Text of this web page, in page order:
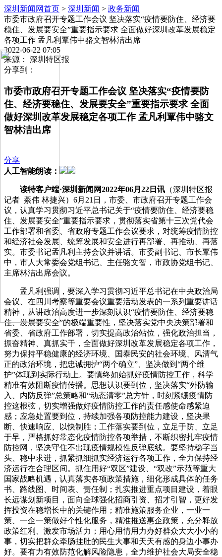
深圳新闻网首页 > 深圳新闻 > 政务新闻
市委市政府召开专题工作会议 坚决落实“疫情要防住、经济要
稳住、发展要安全”重要指示要求 全面做好深圳改革发展稳定
各项工作 孟凡利覃伟中骆文智林洁出席
2022-06-22 07:05
来源： 深圳特区报
分享到：
市委市政府召开专题工作会议 坚决落实“疫情要防
住、经济要稳住、发展要安全”重要指示要求 全面
做好深圳改革发展稳定各项工作 孟凡利覃伟中骆文
智林洁出席
分享
人工智能朗读：
读特客户端·深圳新闻网2022年06月22日讯 （深圳特区报
记者 綦伟 林捷兴）6月21日，市委、市政府召开专题工作会
议，认真学习贯彻习近平总书记关于“疫情要防住、经济要稳
住、发展要安全”重要指示要求，贯彻落实省第十三次党代会
工作部署和省委、省政府专题工作会议要求，对统筹疫情防控
和经济社会发展、统筹发展和安全进行再部署、再推动、再落
实。市委书记孟凡利主持会议并讲话。市委副书记、市长覃伟
中，市人大常委会党组书记、主任骆文智，市政协党组书记、
主席林洁出席会议。
孟凡利强调，要深入学习贯彻习近平总书记在中央政治局
会议、在四川考察等重要会议重要活动发表的一系列重要讲话
精神，从讲政治高度进一步深刻认识“疫情要防住、经济要稳
住、发展要安全”的极端重要性，坚决落实党中央决策部署和
省委、省政府工作部署，切实提高政治站位，强化政治担当，
振奋精神、真抓实干，全面做好深圳改革发展稳定各项工作，
努力保持平稳健康的经济环境、国泰民安的社会环境、风清气
正的政治环境，把忠诚拥护“两个确立”、坚决做到“两个维
护”体现到实际行动上。要慎终如始抓好疫情防控工作，科学
精准有效阻断疫情传播。思想认识要到位，坚决落实“外防输
入、内防反弹”总策略和“动态清零”总方针，时刻紧绷疫情防
控这根弦，切实增强做好疫情防控工作的责任感使命感紧迫
感；应急处置要到位，持续加强各项防控能力建设，坚决果
断、快速响应、以快制胜；工作落实要到位，立足于防、立足
于早，严格抓好常态化疫情防控各项举措，不断织密扎牢疫情
防控网，坚决守住不出现疫情规模性反弹底线。要坚持稳字当
头、稳中求进，抓紧抓细抓实经济运行各项工作，全力保持经
济运行在合理区间。抓住用好“双区”建设、“双改”示范等重大
国家战略机遇，认真落实各项政策措施，细化形成具体的任务
书、路线图、时间表、责任制；扎实推进重点项目建设，着眼
长远谋划新项目，面向全球强化招商引资、招才引智，更好发
挥投资在稳增长中的关键作用；精准施策服务企业，一业一
策、一企一策做好个性化服务，精准推送惠企政策，充分释放
政策红利、激发市场活力；用心用情用力办好群众大大小小的
事，切实把群众牵肠挂肚的民生大事和天天有感的身边小事办
好。要有力有效防范化解风险隐患，全力维护社会大局安全稳